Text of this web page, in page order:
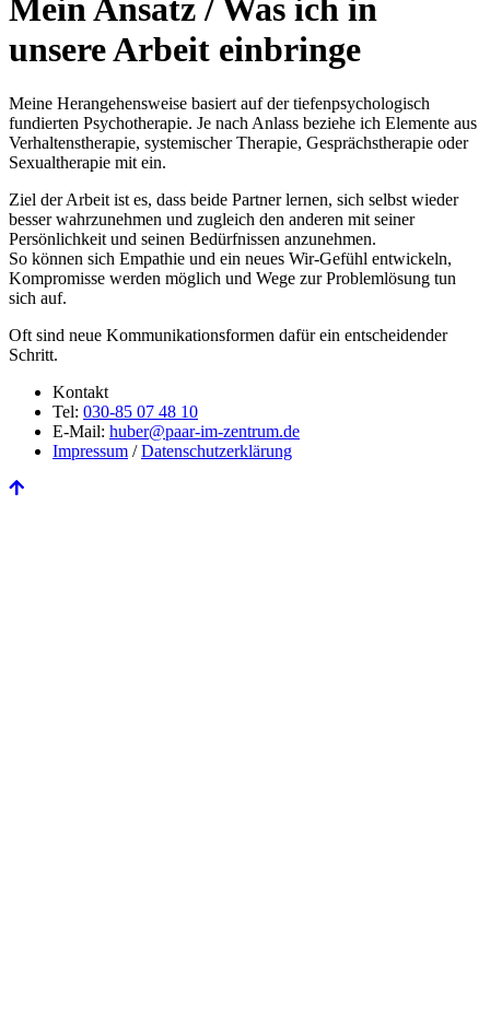
Mein Ansatz/ Was ich in
unsere Arbeit einbringe
Meine Herangehensweise basiert auf der tiefenpsychologisch
fundierten Psychotherapie. Je nach Anlass beziehe ich Elemente aus
Verhaltenstherapie, systemischer Therapie, Gesprächstherapie oder
Sexualtherapie mit ein.
Ziel der Arbeit ist es, dass beide Partner lernen, sich selbst wieder
besser wahrzunehmen und zugleich den anderen mit seiner
Persönlichkeit und seinen Bedürfnissen anzunehmen.
So können sich Empathie und ein neues Wir-Gefühl entwickeln,
Kompromisse werden möglich und Wege zur Problemlösung tun
sich auf.
Oft sind neue Kommunikationsformen dafür ein entscheidender
Schritt.
Kontakt
Tel: 030-85 07 48 10
E-Mail: huber@paar-im-zentrum.de
Impressum /Datenschutzerklärung